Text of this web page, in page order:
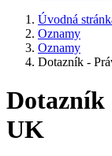
Úvodná
Oznamy
Oznamy
Dotazník -
UK